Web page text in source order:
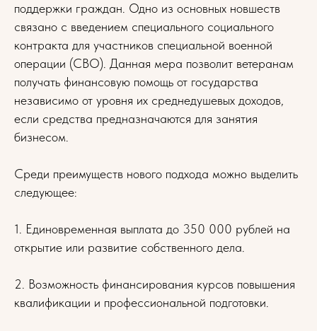
поддержки граждан. Одно из основных новшеств
связано с введением специального социального
контракта для участников специальной военной
операции (СВО). Данная мера позволит ветеранам
получать финансовую помощь от государства
независимо от уровня их среднедушевых доходов,
если средства предназначаются для занятия
бизнесом.
Среди преимуществ нового подхода можно выделить
следующее:
1. Единовременная выплата до 350 000 рублей на
открытие или развитие собственного дела.
2. Возможность финансирования курсов повышения
квалификации и профессиональной подготовки.